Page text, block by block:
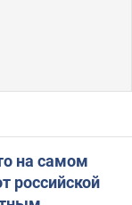
на самом
российской